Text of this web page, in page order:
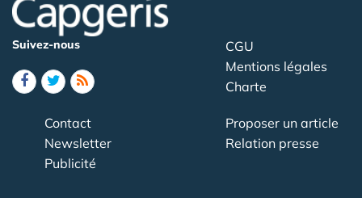
Suivez-nous
CGU
Mentions légales
Charte
Contact
Newsletter
Publicité
Proposer un article
Relation presse